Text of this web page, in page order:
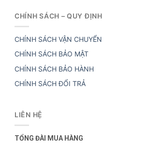
CHÍNH SÁCH – QUY ĐỊNH
CHÍNH SÁCH VẬN CHUYỂN
CHÍNH SÁCH BẢO MẬT
CHÍNH SÁCH BẢO HÀNH
CHÍNH SÁCH ĐỔI TRẢ
LIÊN HỆ
TỔNG ĐÀI MUA HÀNG